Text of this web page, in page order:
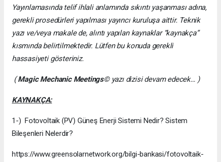
Yayınlamasında telif ihlali anlamında sıkıntı yaşanması adına,
gerekli prosedürleri yapılması yayıncı kuruluşa aittir. Teknik
yazı ve/veya makale de, alıntı yapılan kaynaklar “kaynakça”
kısmında belirtilmektedir. Lütfen bu konuda gerekli
hassasiyeti gösteriniz.
(Magic Mechanic Meetings© yazı dizisi devam edecek… )
KAYNAKÇA:
1-) Fotovoltaik (PV) Güneş Enerji Sistemi Nedir? Sistem
Bileşenleri Nelerdir?
https://www.greensolarnetwork.org/bilgi-bankasi/fotovoltaik-